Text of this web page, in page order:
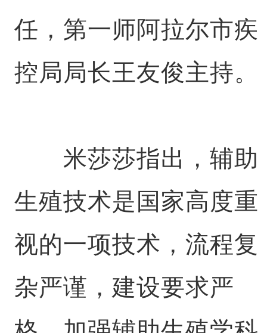
任，第一师阿拉尔市疾
控局局长王友俊主持。
米莎莎指出，辅助
生殖技术是国家高度重
视的一项技术，流程复
杂严谨，建设要求严